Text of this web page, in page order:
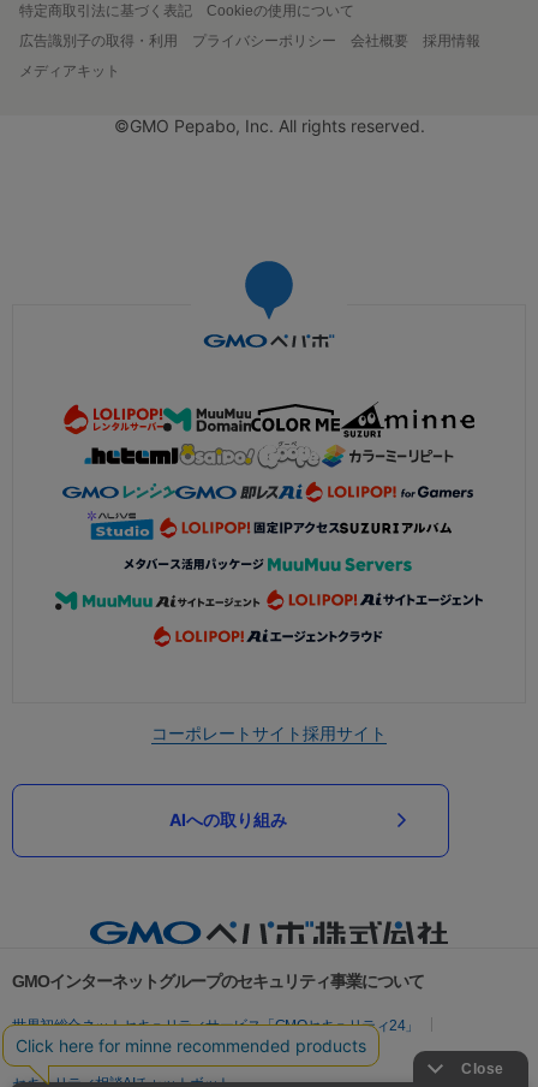
特定商取引法に基づく表記
Cookieの使用について
広告識別子の取得・利用
プライバシーポリシー 会社概要
採用情報
メディアキット
©GMO Pepabo, Inc. All rights reserved.
コーポレートサイト採用サイト
AIへの取り組み
GMOインターネットグループのセキュリティ事業について
世界初総合ネットセキュリティサービス「GMOセキュリティ24」
パスワード漏洩診断
Webサイトリスク診断
セキュリティ相談AIチャットボット